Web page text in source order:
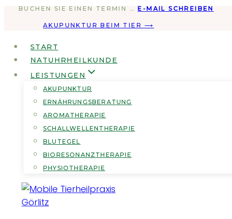
ZumBUCHEN SIE EINEN TERMIN … E-MAIL SCHREIBEN
AKUPUNKTUR BEIM TIER ⟶
START
NATUHRHEILKUNDE
LEISTUNGEN
AKUPUNKTUR
ERNÄHRUNGSBERATUNG
AROMATHERAPIE
SCHALLWELLENTHERAPIE
BLUTEGEL
BIORESONANZTHERAPIE
PHYSIOTHERAPIE